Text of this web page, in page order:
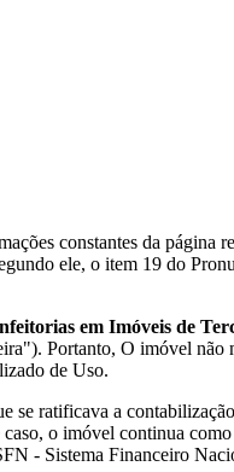
constantes da
ele, o item 19 do
em Imóveis de
Portanto, O imóvel não
de Uso.
se ratificava a
caso, o imóvel continua
- Sistema Financeiro